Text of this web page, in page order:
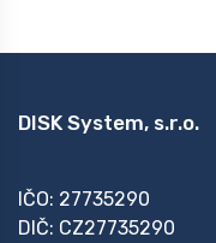
DISK System, s.r.o.
IČO: 27735290
DIČ: CZ27735290